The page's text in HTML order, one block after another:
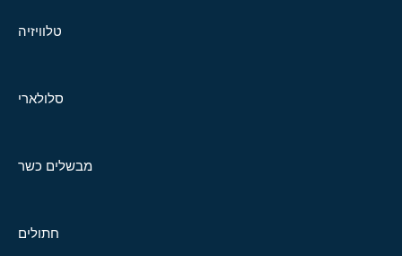
טלוויזיה
סלולארי
מבשלים כשר
חתולים